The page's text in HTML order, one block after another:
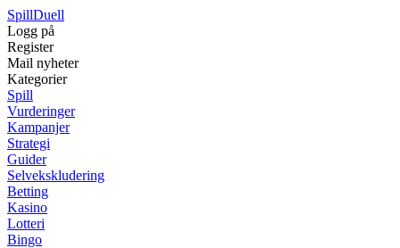
SpillDuell
Logg på
Register
Mail nyheter
Kategorier
Spill
Vurderinger
Kampanjer
Strategi
Guider
Selvekskludering
Betting
Kasino
Lotteri
Bingo